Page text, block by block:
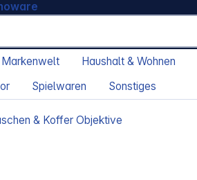
Haushalt & Wohnen
Spielwaren Sonstiges
& Koffer Objektive